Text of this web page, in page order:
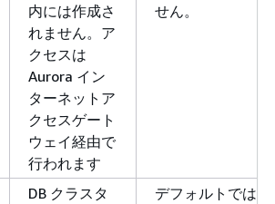
内には作成さ
れません。ア
クセスは
Aurora イン
ターネットア
クセスゲート
ウェイ経由で
行われます
せん。
DB クラスタ
デフォルトでは